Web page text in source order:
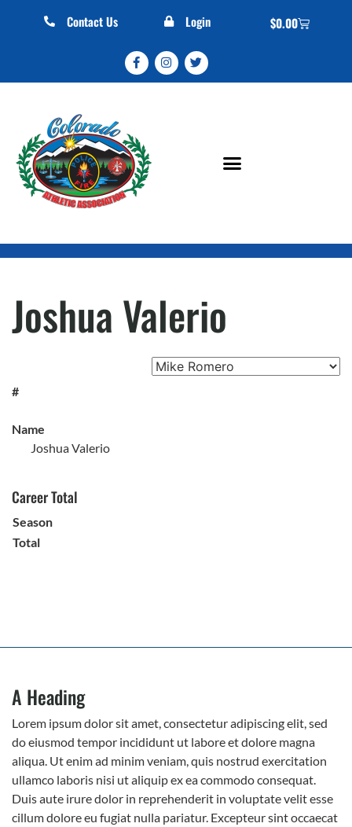
Contact Us Login $0.00
Joshua Valerio
#
Name
Joshua Valerio
Career Total
Season
Total
A Heading
Lorem ipsum dolor sit amet, consectetur adipiscing elit, sed
do eiusmod tempor incididunt ut labore et dolore magna
aliqua. Ut enim ad minim veniam, quis nostrud exercitation
ullamco laboris nisi ut aliquip ex ea commodo consequat.
Duis aute irure dolor in reprehenderit in voluptate velit esse
cillum dolore eu fugiat nulla pariatur. Excepteur sint occaecat